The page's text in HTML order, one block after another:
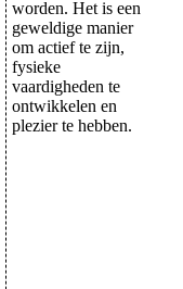
worden. Het is een
geweldige manier
om actief te zijn,
fysieke
vaardigheden te
ontwikkelen en
plezier te hebben.